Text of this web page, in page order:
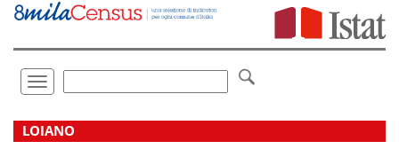
Vai
direttamente
Toggle
navigation
LOIANO